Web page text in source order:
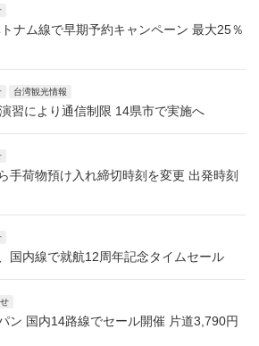
ナム線で早期予約キャンペーン 最大25％
台湾観光情報
習により通信制限 14県市で実施へ
手荷物預け入れ締切時刻を変更 出発時刻
国内線で就航12周年記念タイムセール
ン 国内14路線でセール開催 片道3,790円